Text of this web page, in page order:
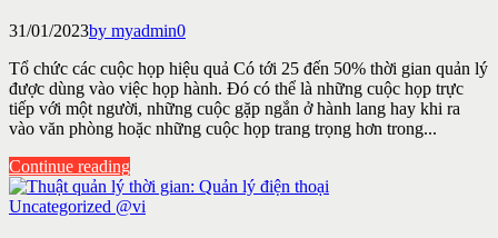
31/01/2023by myadmin0
Tổ chức các cuộc họp hiệu quả Có tới 25 đến 50% thời gian quản lý
được dùng vào việc họp hành. Đó có thể là những cuộc họp trực
tiếp với một người, những cuộc gặp ngắn ở hành lang hay khi ra
vào văn phòng hoặc những cuộc họp trang trọng hơn trong...
Continue reading
Uncategorized @vi